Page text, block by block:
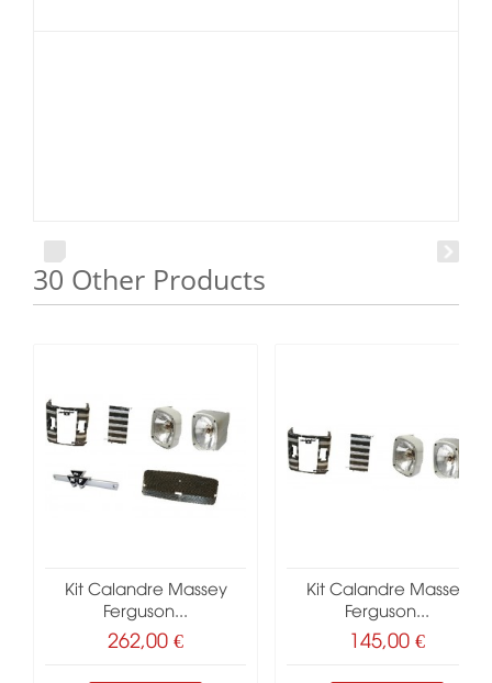
30 Other Products
Kit Calandre Massey
Ferguson...
262,00 €
Kit Calandre Massey
Ferguson...
145,00 €